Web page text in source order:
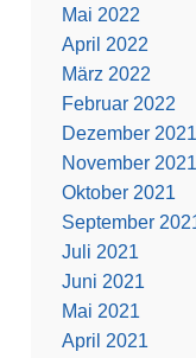
Mai 2022
April 2022
März 2022
Februar 2022
Dezember 2021
November 2021
Oktober 2021
September
Juli 2021
Juni 2021
Mai 2021
April 2021